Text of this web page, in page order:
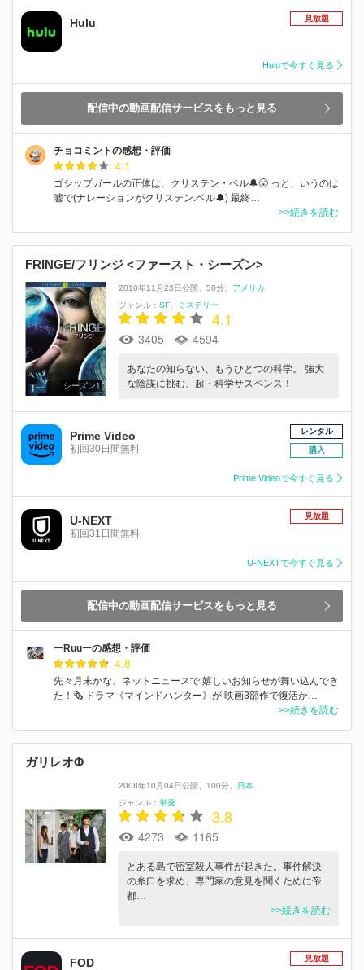
Hulu 見放題
Huluで今すぐ見る
配信中の動画配信サービスをもっと見る
チョコミントの感想・評価
4.1
ゴシップガールの正体は、クリステン・ベル🔔😮 っと、いうのは
嘘で(ナレーションがクリステン.ベル🔔) 最終…
>>続きを読む
FRINGE/フリンジ <ファースト・シーズン>
シーズン1
2010年11月23日公開 50分
アメリカ
ジャンル： SF ミステリー
4.1
3405 4594
あなたの知らない、もうひとつの科学。 強大
な陰謀に挑む、超・科学サスペンス！
Prime Video
初回30日間無料
レンタル
購入
Prime Videoで今すぐ見る
U-NEXT
初回31日間無料
見放題
U-NEXTで今すぐ見る
配信中の動画配信サービスをもっと見る
ーRuuーの感想・評価
4.8
先々月末かな、ネットニュースで 嬉しいお知らせが舞い込んでき
た！🗞️ ドラマ《マインドハンター》が 映画3部作で復活か…
>>続きを読む
ガリレオΦ
2008年10月04日公開 100分
日本
ジャンル： 単発
3.8
4273 1165
とある島で密室殺人事件が起きた。事件解決
の糸口を求め、専門家の意見を聞くために帝
都…
>>続きを読む
FOD 見放題